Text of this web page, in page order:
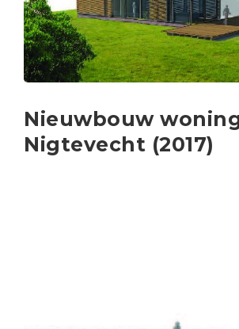
Nieuwbouw
Nigtevecht (2017)